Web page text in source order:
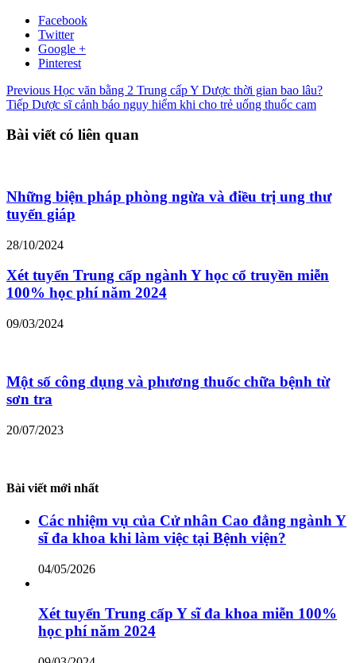
Facebook
Twitter
Google +
Pinterest
Previous Học văn bằng 2 Trung cấp Y Dược thời gian bao lâu?
Tiếp Dược sĩ cảnh báo nguy hiểm khi cho trẻ uống thuốc cam
Bài viết có liên quan
Những biện pháp phòng ngừa và điều trị ung thư
tuyến giáp
28/10/2024
Xét tuyển Trung cấp ngành Y học cổ truyền miễn
100% học phí năm 2024
09/03/2024
Một số công dụng và phương thuốc chữa bệnh từ
sơn tra
20/07/2023
Bài viết mới nhất
Các nhiệm vụ của Cử nhân Cao đẳng ngành Y
sĩ đa khoa khi làm việc tại Bệnh viện?
04/05/2026
Xét tuyển Trung cấp Y sĩ đa khoa miễn 100%
học phí năm 2024